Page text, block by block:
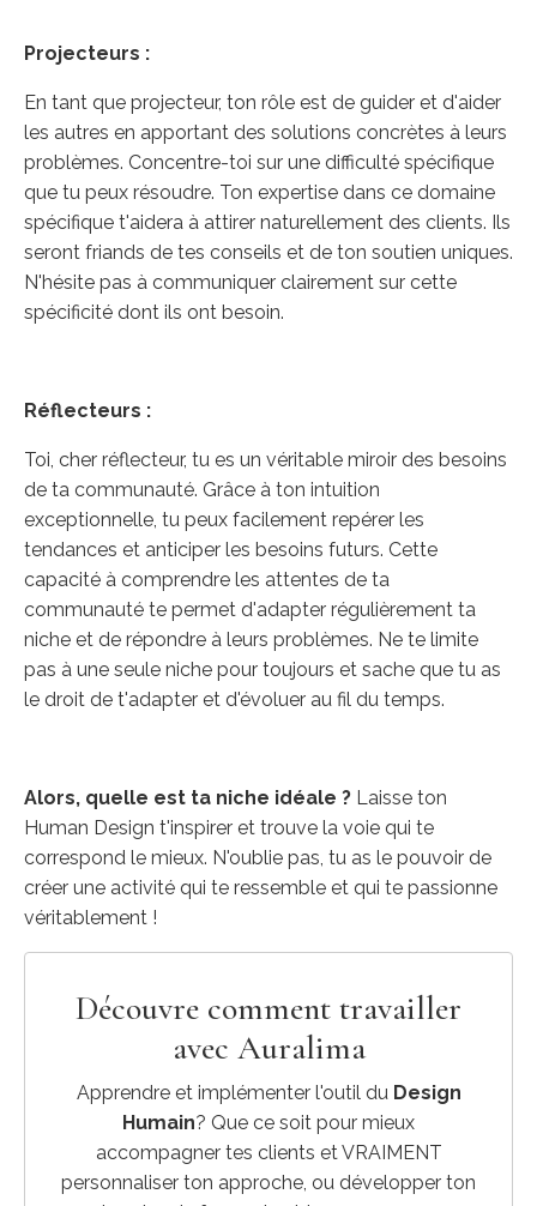
Projecteurs :
En tant que projecteur, ton rôle est de guider et d'aider
les autres en apportant des solutions concrètes à leurs
problèmes. Concentre-toi sur une difficulté spécifique
que tu peux résoudre. Ton expertise dans ce domaine
spécifique t'aidera à attirer naturellement des clients. Ils
seront friands de tes conseils et de ton soutien uniques.
N'hésite pas à communiquer clairement sur cette
spécificité dont ils ont besoin.
Réflecteurs :
Toi, cher réflecteur, tu es un véritable miroir des besoins
de ta communauté. Grâce à ton intuition
exceptionnelle, tu peux facilement repérer les
tendances et anticiper les besoins futurs. Cette
capacité à comprendre les attentes de ta
communauté te permet d'adapter régulièrement ta
niche et de répondre à leurs problèmes. Ne te limite
pas à une seule niche pour toujours et sache que tu as
le droit de t'adapter et d'évoluer au fil du temps.
Alors, quelle est ta niche idéale ? Laisse ton
Human Design t'inspirer et trouve la voie qui te
correspond le mieux. N'oublie pas, tu as le pouvoir de
créer une activité qui te ressemble et qui te passionne
véritablement !
Découvre comment travailler
avec Auralima
Apprendre et implémenter l'outil du Design
Humain? Que ce soit pour mieux
accompagner tes clients et VRAIMENT
personnaliser ton approche, ou développer ton